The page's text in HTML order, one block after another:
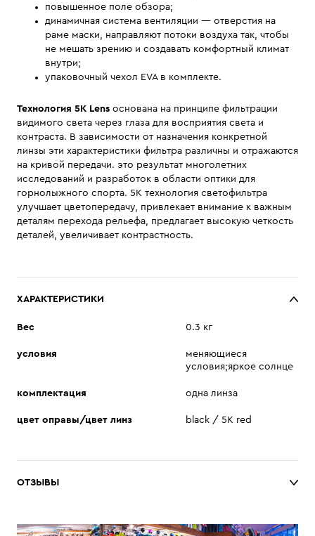
повышенное поле обзора;
динамичная система вентиляции — отверстия на
раме маски, направляют потоки воздуха так, чтобы
не мешать зрению и создавать комфортный климат
внутри;
упаковочный чехол EVA в комплекте.
Технология 5К Lens основана на принципе фильтрации
видимого света через глаза для восприятия света и
контраста. В зависимости от назначения конкретной
линзы эти характеристики фильтра различны и отражаются
на кривой передачи. это результат многолетних
исследований и разработок в области оптики для
горнолыжного спорта. 5K технология светофильтра
улучшает цветопередачу, привлекает внимание к важным
деталям перехода рельефа, предлагает высокую четкость
деталей, увеличивает контрастность.
ХАРАКТЕРИСТИКИ
Вес 0.3 кг
условия
меняющиеся
условия;яркое солнце
комплектация одна линза
цвет оправы/цвет линз black / 5К red
ОТЗЫВЫ